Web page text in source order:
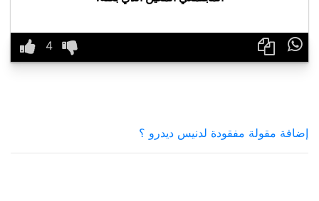

إضافة مقولة مفقودة لدنيس ديدرو ؟